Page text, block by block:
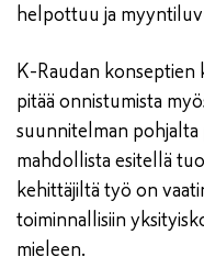
helpottuu ja
K-Raudan konseptien
pitää onnistumista
suunnitelman pohjalta
mahdollista esitellä
kehittäjiltä työ on
toiminnallisiin
mieleen.